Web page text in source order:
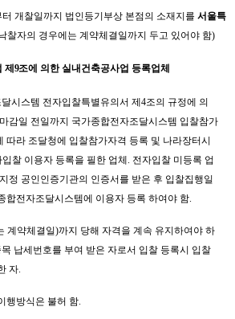
개찰일까지 법인등기부상 본점의 소재지를 서울특
찰자의 경우에는 계약체결일까지 두고 있어야 함)
제9조에 의한 실내건축공사업 등록업체
시스템 전자입찰특별유의서 제4조의 규정에 의
감일 전일까지 국가종합전자조달시스템 입찰참가
따라 조달청에 입찰참가자격 등록 및 나라장터시
입찰 이용자 등록을 필한 업체. 전자입찰 미등록 업
정 공인인증기관의 인증서를 받은 후 입찰집행일
합전자조달시스템에 이용자 등록 하여야 함.
계약체결일)까지 당해 자격을 계속 유지하여야 하
납세번호를 부여 받은 자로서 입찰 등록시 입찰
자.
행방식은 불허 함.